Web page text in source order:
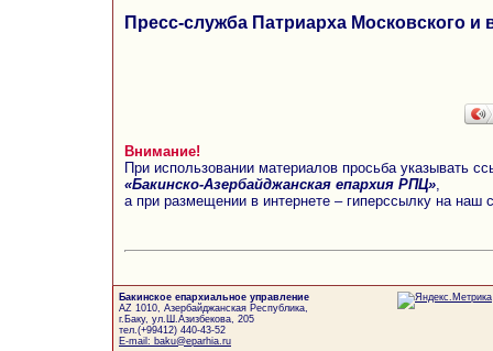
Пресс-служба Патриарха Московского и
Внимание!
При использовании материалов просьба указывать
«Бакинско-Азербайджанская епархия РПЦ»
а при размещении в интернете – гиперссылку на наш
Бакинское епархиальное управление
AZ 1010, Азербайджанская Республика,
г.Баку, ул.Ш.Азизбекова, 205
тел.(+99412) 440-43-52
E-mail: baku@eparhia.ru